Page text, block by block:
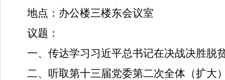
地点： 办公楼三楼东会议室
议题：
一、 传达学习习近平总书记在决战决胜脱
二、 听取第十三届党委第二次全体（扩大